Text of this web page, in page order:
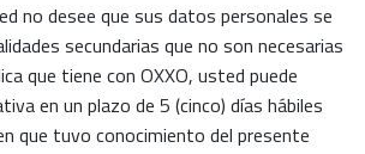
no desee que sus datos personales se
secundarias que no son necesarias
que tiene con OXXO, usted puede
en un plazo de 5 (cinco) días hábiles
que tuvo conocimiento del presente